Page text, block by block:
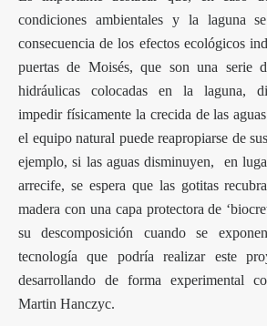
condiciones ambientales y la laguna
consecuencia de los efectos ecológicos
puertas de Moisés, que son una serie
hidráulicas colocadas en la laguna,
impedir físicamente la crecida de las
el equipo natural puede reapropiarse de
ejemplo, si las aguas disminuyen, en
arrecife, se espera que las gotitas
madera con una capa protectora de
su descomposición cuando se
tecnología que podría realizar este
desarrollando de forma experimental
Martin Hanczyc.